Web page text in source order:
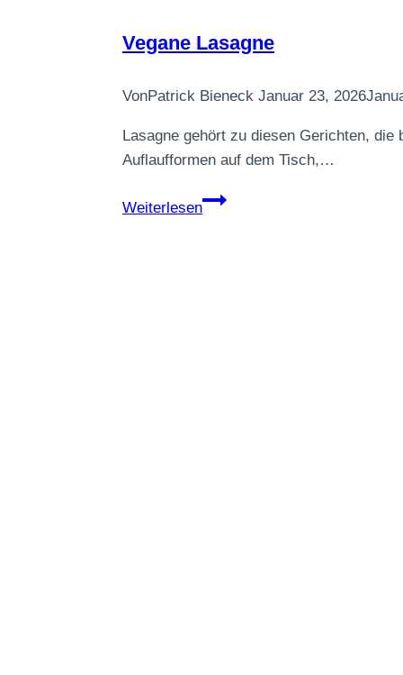
Vegane Lasagne
VonPatrick Bieneck Januar 23, 2026
Lasagne gehört zu diesen Gerichten,
Auflaufformen auf dem Tisch,…
Weiterlesen
Vegane